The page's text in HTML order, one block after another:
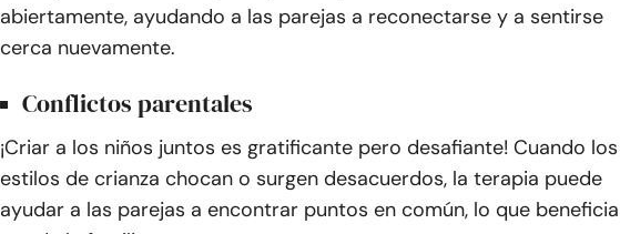
abiertamente, ayudando a las parejas a reconectarse y a sentirse
cerca nuevamente.
Conflictos parentales
¡Criar a los niños juntos es gratificante pero desafiante! Cuando los
estilos de crianza chocan o surgen desacuerdos, la terapia puede
ayudar a las parejas a encontrar puntos en común, lo que beneficia